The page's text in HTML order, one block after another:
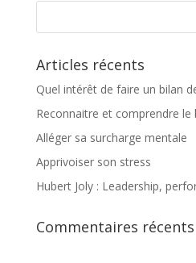
Articles récents
Quel intérêt de faire un bilan
Reconnaitre et comprendre le
Alléger sa surcharge mentale
Apprivoiser son stress
Hubert Joly : Leadership,
Commentaires récents